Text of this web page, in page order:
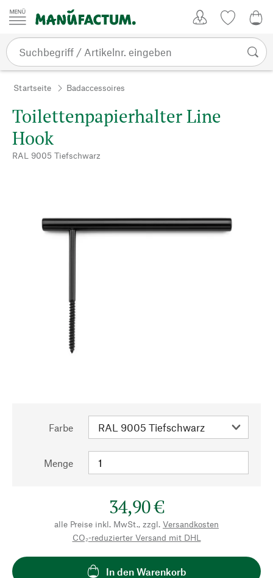
Zum Inhalt springen
Startseite Badaccessoires
Toilettenpapierhalter Line
Hook
RAL 9005 Tiefschwarz
Farbe
Menge
34,90 €
alle Preise inkl. MwSt., zzgl. Versandkosten
CO₂-reduzierter Versand mit DHL
In den Warenkorb